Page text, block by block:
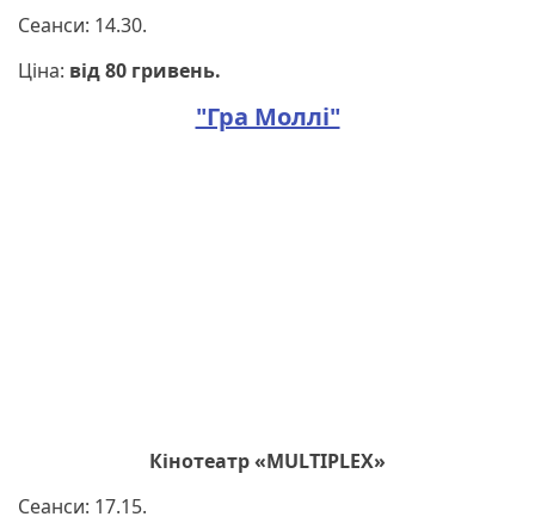
Сеанси: 14.30.
Ціна: від 80 гривень.
"Гра Моллі"
Кінотеатр «MULTIPLEX»
Сеанси: 17.15.